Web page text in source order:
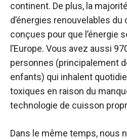
continent. De plus, la
d’énergies renouvelables
conçues pour que l’énergie
l’Europe. Vous avez aussi
personnes (principalement
enfants) qui inhalent
toxiques en raison du
technologie de cuisson
Dans le même temps, nous